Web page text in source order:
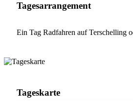
Tagesarrangement
Ein Tag Radfahren auf Terschelling
Tageskarte